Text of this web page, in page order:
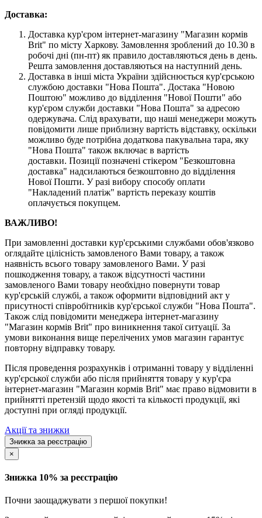
Доставка:
Доставка кур'єром інтернет-магазину "Магазин кормів
Brit" по місту Харкову. Замовлення зроблений до 10.30 в
робочі дні (пн-пт) як правило доставляються день в день.
Решта замовлення доставляються на наступний день.
Доставка в інші міста України здійснюється кур'єрською
службою доставки "Нова Пошта". Достака "Новою
Поштою" можливо до відділення "Нової Пошти" або
кур'єром служби доставки "Нова Пошта" за адресою
одержувача. Слід врахувати, що наші менеджери можуть
повідомити лише приблизну вартість відставку, оскільки
можливо буде потрібна додаткова пакувальна тара, яку
"Нова Пошта" також включає в вартість
доставки. Позиції позначені стікером "Безкоштовна
доставка" надсилаються безкоштовно до відділення
Нової Пошти. У разі вибору способу оплати
"Накладений платіж" вартість переказу коштів
оплачується покупцем.
ВАЖЛИВО!
При замовленні доставки кур'єрськими службами обов'язково
оглядайте цілісність замовленого Вами товару, а також
наявність всього товару замовленого Вами. У разі
пошкодження товару, а також відсутності частини
замовленого Вами товару необхідно повернути товар
кур'єрській службі, а також оформити відповідний акт у
присутності співробітників кур'єрської служби "Нова Пошта".
Також слід повідомити менеджера інтернет-магазину
"Магазин кормів Brit" про виникнення такої ситуації. За
умови виконання вище перелічених умов магазин гарантує
повторну відправку товару.
Після проведення розрахунків і отриманні товару у відділенні
кур'єрської служби або після прийняття товару у кур'єра
інтернет-магазин "Магазин кормів Brit" має право відмовити в
прийнятті претензій щодо якості та кількості продукції, які
доступні при огляді продукції.
Акції та знижки
Знижка за реєстрацію
×
Знижка 10% за реєстрацію
Почни заощаджувати з першої покупки!